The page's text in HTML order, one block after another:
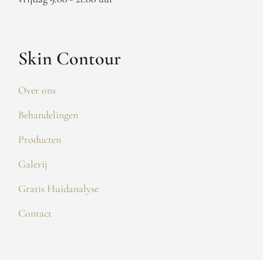
Skin Contour
Over ons
Behandelingen
Producten
Galerij
Gratis Huidanalyse
Contact